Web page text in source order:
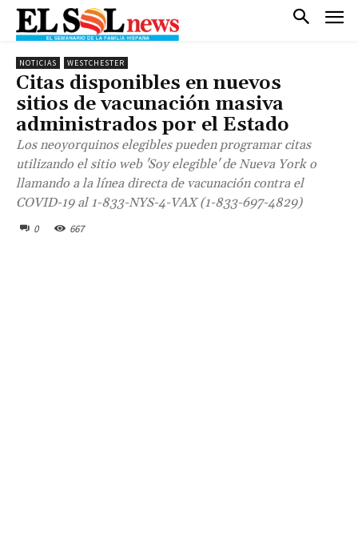
NOTICIAS WESTCHESTER
Citas disponibles en nuevos
sitios de vacunación masiva
administrados por el Estado
Los neoyorquinos elegibles pueden programar citas
utilizando el sitio web 'Soy elegible' de Nueva York o
llamando a la línea directa de vacunación contra el
COVID-19 al 1-833-NYS-4-VAX (1-833-697-4829)
0 667